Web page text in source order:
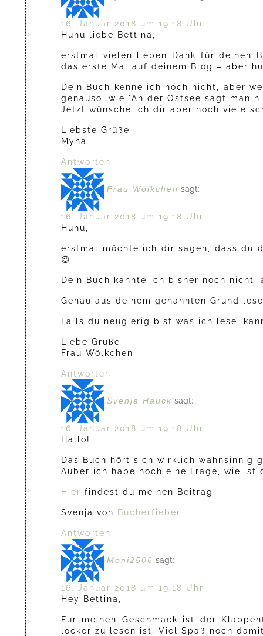
16. Januar 2018 um 19:18 Uhr
Huhu liebe Bettina,
erstmal vielen lieben Dank für deinen
das erste Mal auf deinem Blog – aber
Dein Buch kenne ich noch nicht, aber
genauso, wie "An der Ostsee sagt man
Jetzt wünsche ich dir aber noch viele
Liebste Grüße
Myna
Antworten
Frau Wölkchen sagt:
16. Januar 2018 um 19:18 Uhr
Huhu,
erstmal möchte ich dir sagen, dass du
😉
Dein Buch kannte ich bisher noch
Genau aus deinem genannten Grund
Falls du neugierig bist was ich lese,
Liebe Grüße
Frau Wölkchen
Antworten
Svenja Hauck sagt:
16. Januar 2018 um 19:18 Uhr
Hallo!
Das Buch hört sich wirklich wahnsinnig
Auber ich habe noch eine Frage, wie ist
Hier findest du meinen Beitrag
Svenja von Bücherfieber
Antworten
Moni2506 sagt:
16. Januar 2018 um 19:18 Uhr
Hey Bettina,
Für meinen Geschmack ist der
locker zu lesen ist. Viel Spaß noch